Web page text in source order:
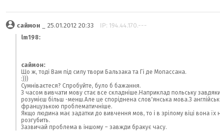
саймон _ 25.01.2012 20:33 IP: 194.44.170.---
lm198:
саймон:
Що ж, тоді Вам під силу твори Бальзака та Гі де Мопассана.
:)))
Сумніваєтеся? Спробуйте, було б бажання.
З часом вивчати мову стає все складніше.Наприклад польську
розумієш більш -менш.Але це споріднена слов'янська мова.З
французькою проблематичніше.
Якщо людина має задатки до вивчення мов, то і в зрілому віці вона їх
розгубить.
Зазвичай проблема в іншому – завжди бракує часу.